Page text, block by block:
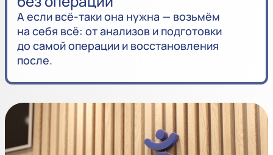
А если всё-таки она нужна — возьмём
на себя всё: от анализов и подготовки
до самой операции и восстановления
после.